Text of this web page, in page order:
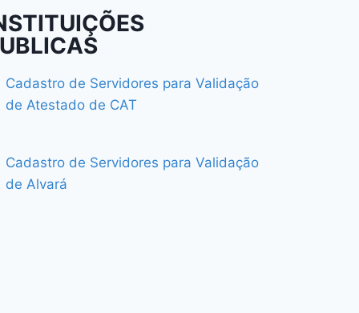
Cadastro de Servidores para Validação
de Atestado de CAT
Cadastro de Servidores para Validação
de Alvará